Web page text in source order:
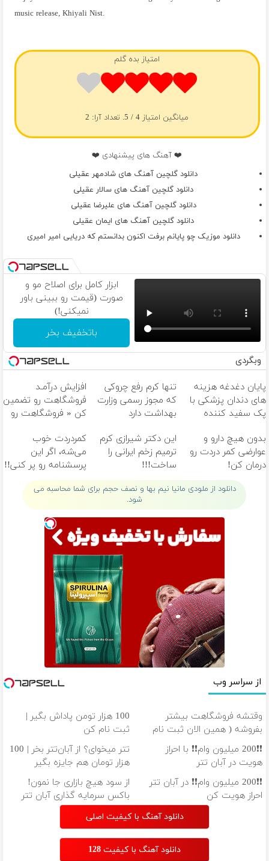
music release, Khiyali Nist.
امتیاز بده گلم
میانگین امتیاز 4/ 5. تعداد آرا: 2
❤️ آهنگ های پیشنهادی ❤️
دانلود گلچین آهنگ های شادمهر عقیلی
دانلود گلچین آهنگ های سالار عقیلی
دانلود گلچین آهنگ های علیرضا عقیلی
دانلود گلچین آهنگ های ایمان عقیلی
دانلود موزیک چو پایانم برفت اکنون بدانستم که دریایی امیر امیری
ابزار کامل برای اصلاح مو و
صورت (قیمت رو ببینی باور
نمیکنی!)
باتخفیف بخر
وبگردی
پایان دغدغه هزینه
های دندان پزشکی با
پک سفید کننده
تنها کرم رفع چروکی
که مجوز رسمی وزارت
بهداشت دارد
افزایش درآمـد
فروشگاهت رو تضمین
کن « فروشگاهت رو
بدون هیچ دارو و
عوارضی کمر دردت رو
درمان کن!
این دکتر شیرازی کرم
ترمیم زخم ایرانی را
ساخت!!!
کمردردت خوب
می‌شه، اگر این
پرسشنامه رو پر کنی!!
دانلود از ملودی مانیا نیم بها و نصف حجم برای شما محاسبه می
شود.
از سراسر وب
وقتشه فروشگاهت بیشتر
بفروشه ( همین الان ثبت نام
کن )
100 هزار تومن پاداش بگیر |
ثبت نام کن
❗❗200 میلیون وام❗❗ با احراز
هویت در آبان تتر
تتر میخوای؟ از آبان‌تتر بخر | 100
هزار تومان هم جایزه بگیر
❗❗200 میلیون وام❗❗ در آبان تتر
احراز هویت کن
از سود هیچ بازاری جا نمون!
باکس سرمایه گذاری آبان تتر
دانلود آهنگ با کیفیت اصلی
دانلود آهنگ با کیفیت 128